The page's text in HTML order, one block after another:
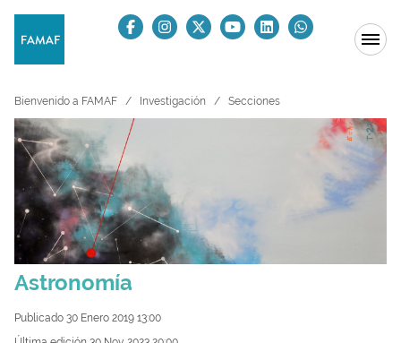
Bienvenido a FAMAF Investigación Secciones
Astronomía
Publicado 30 Enero 2019 13:00